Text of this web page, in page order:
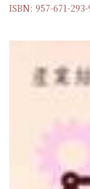
ISBN: 957-671-